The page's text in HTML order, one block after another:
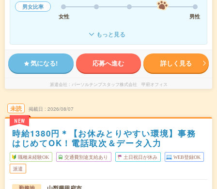
男女比率
女性
男性
もっと見る
気になる! 応募へ進む 詳しく見る
派遣会社 パーソルテンプスタッフ株式会社 甲府オフィス
未読
NEW
掲載日 2026/08/07
時給1380円＊【お休みとりやすい環境】事務
はじめてOK！電話取次＆データ入力
職種未経験OK 交通費別途支給あり 土日祝日が休み WEB登録OK
派遣